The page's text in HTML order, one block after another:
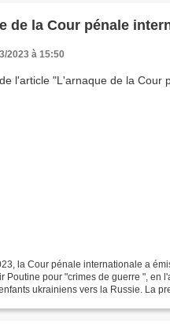
de la Cour pénale
2023 à 15:50
la Cour pénale internationale a
Poutine pour "crimes de guerre ", en
ukrainiens vers la Russie. La